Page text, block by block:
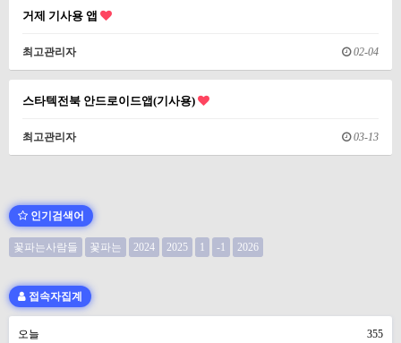
거제 기사용 앱
최고관리자 02-04
스타텍전북 안드로이드앱(기사용)
최고관리자 03-13
인기검색어
꽃파는사람들 꽃파는 2024 2025 1 -1 2026
접속자집계
오늘 355